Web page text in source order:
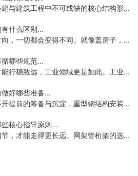
与建筑工程中不可或缺的核心结构形...
什么区别...
，一切都会变得不同。就像盖房子，...
哪些规范...
行稳致远，工业领域更是如此。工业...
好哪些准备...
提前的筹备与沉淀，重型钢结构安装...
核心指导原则...
，才能走得更长远。网架管桁架的选...